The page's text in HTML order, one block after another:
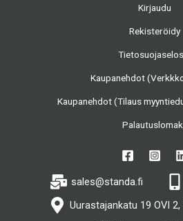
Kirjaudu
Rekisteröidy
Kaupanehdot
Kaupanehdot (Tilaus
sales@standa.fi
Uurastajankatu 19 OVI